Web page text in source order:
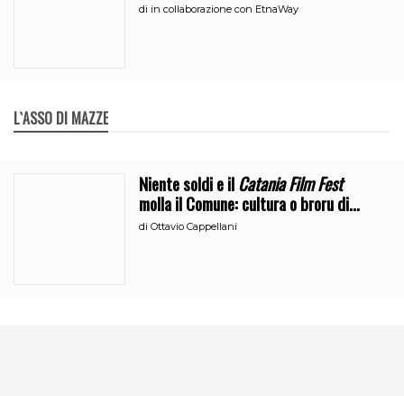
di in collaborazione con EtnaWay
L`ASSO DI MAZZE
Niente soldi e ilCatania Film Fest
molla il Comune: cultura o broru di
ciciri?
diOttavio Cappellani